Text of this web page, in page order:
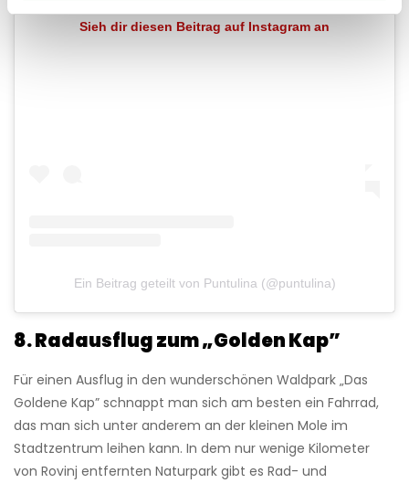
Sieh dir diesen Beitrag auf Instagram an
Ein Beitrag geteilt von Puntulina (@puntulina)
8. Radausflug zum „Golden Kap”
Für einen Ausflug in den wunderschönen Waldpark „Das
Goldene Kap” schnappt man sich am besten ein Fahrrad,
das man sich unter anderem an der kleinen Mole im
Stadtzentrum leihen kann. In dem nur wenige Kilometer
von Rovinj entfernten Naturpark gibt es Rad- und